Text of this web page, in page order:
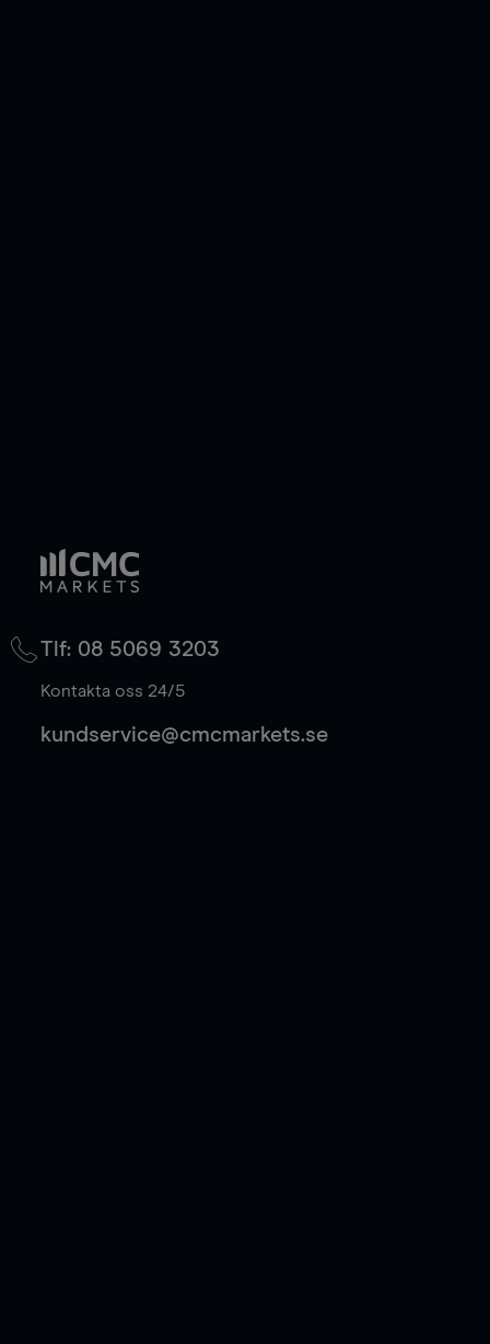
Tlf: 08 5069 3203
Kontakta oss 24/5
kundservice@cmcmarkets.se